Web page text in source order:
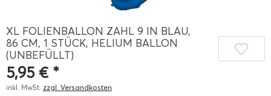
XL FOLIENBALLON ZAHL 9 IN BLAU,
86 CM, 1 STÜCK, HELIUM BALLON
(UNBEFÜLLT)
5,95 € *
inkl. MwSt. zzgl. Versandkosten